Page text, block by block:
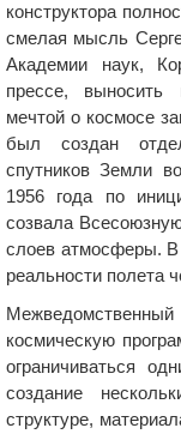
конструктора
смелая мысль
Академии наук,
прессе, выносить
мечтой о космосе
был создан
спутников Земли
1956 года по
созвала
слоев атмосферы.
реальности полета
космическую
ограничиваться
создание
структуре,